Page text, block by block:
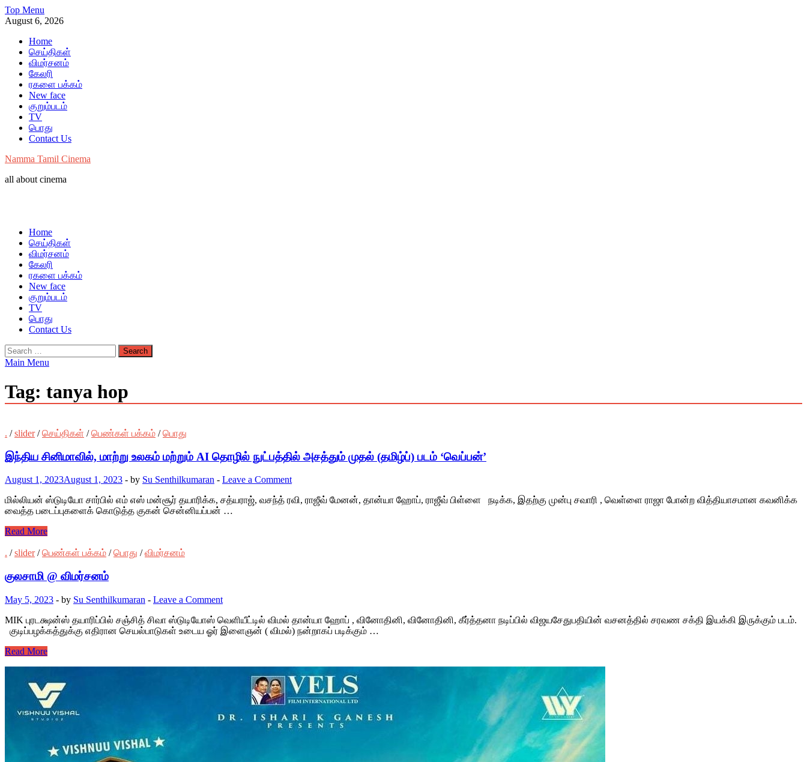
Skip
to
Top Menu
August 6, 2026
Home
செய்திகள்
விமர்சனம்
கேலரி
ரகளை பக்கம்
New face
குறும்படம்
TV
பொது
Contact Us
Namma Tamil Cinema
all about cinema
Home
செய்திகள்
விமர்சனம்
கேலரி
ரகளை பக்கம்
New face
குறும்படம்
TV
பொது
Contact Us
Search
for:
Main Menu
Tag: tanya hop
. /slider/செய்திகள் /பெண்கள் பக்கம் /பொது
இந்திய சினிமாவில், மாற்று உலகம் மற்றும் AI தொழில் நுட்பத்தில் அசத்தும் முதல் (தமிழ்ப்) படம் ‘வெப்பன்’
August 1, 2023August 1, 2023 - by Su Senthilkumaran - Leave a Comment
மில்லியன் ஸ்டுடியோ சார்பில் எம் எஸ் மன்சூர் தயாரிக்க, சத்யராஜ், வசந்த் ரவி, ராஜீவ் மேனன், தான்யா ஹோப், ராஜீவ் பிள்ளை நடிக்க, இதற்கு முன்பு சவாரி , வெள்ளை ராஜா போன்ற வித்தியாசமான கவனிக்க
வைத்த படைப்புகளைக் கொடுத்த குகன் சென்னியப்பன் …
Read More
. /slider/பெண்கள் பக்கம் /பொது /விமர்சனம்
குலசாமி @ விமர்சனம்
May 5, 2023 - by Su Senthilkumaran - Leave a Comment
MIK புரடக்ஷன்ஸ் தயாரிப்பில் சஞ்சித் சிவா ஸ்டுடியோஸ் வெளியீட்டில் விமல் தான்யா ஹோப் , வினோதினி, வினோதினி, கீர்த்தனா நடிப்பில் விஜயசேதுபதியின் வசனத்தில் சரவண சக்தி இயக்கி இருக்கும் படம்.
குடிப்பழக்கத்துக்கு எதிரான செயல்பாடுகள் உடைய ஓர் இளைஞன் ( விமல்) நன்றாகப் படிக்கும் …
Read More